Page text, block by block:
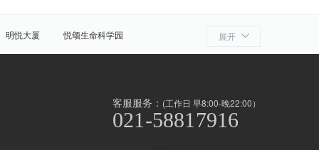
展开
明悦大厦
悦颂生命科学园
胞产业园
ATLATL飞镖加速器
上海周边
前滩
世博滨江
客服服务： (工作日 早8:00-晚22:00）
021-58817916